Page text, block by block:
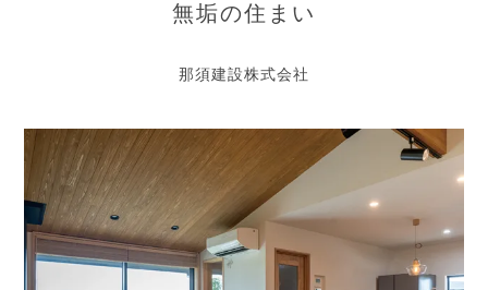
無垢の住まい
那須建設株式会社